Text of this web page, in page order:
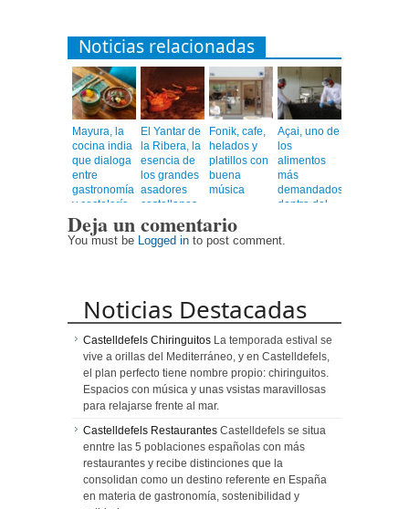
Noticias relacionadas
Mayura, la
cocina india
que dialoga
entre
gastronomía
y coctelería
de autor
El Yantar de
la Ribera, la
esencia de
los grandes
asadores
castellanos
corazón de
Barcelona
Fonik, cafe,
helados y
platillos con
buena
música
Açai, uno de
los
alimentos
más
demandados
dentro del
healthy
Deja un comentario
You must be Logged in to post comment.
Noticias Destacadas
Castelldefels Chiringuitos La temporada estival se
vive a orillas del Mediterráneo, y en Castelldefels,
el plan perfecto tiene nombre propio: chiringuitos.
Espacios con música y unas vsistas maravillosas
para relajarse frente al mar.
Castelldefels Restaurantes Castelldefels se situa
enntre las 5 poblaciones españolas con más
restaurantes y recibe distinciones que la
consolidan como un destino referente en España
en materia de gastronomía, sostenibilidad y